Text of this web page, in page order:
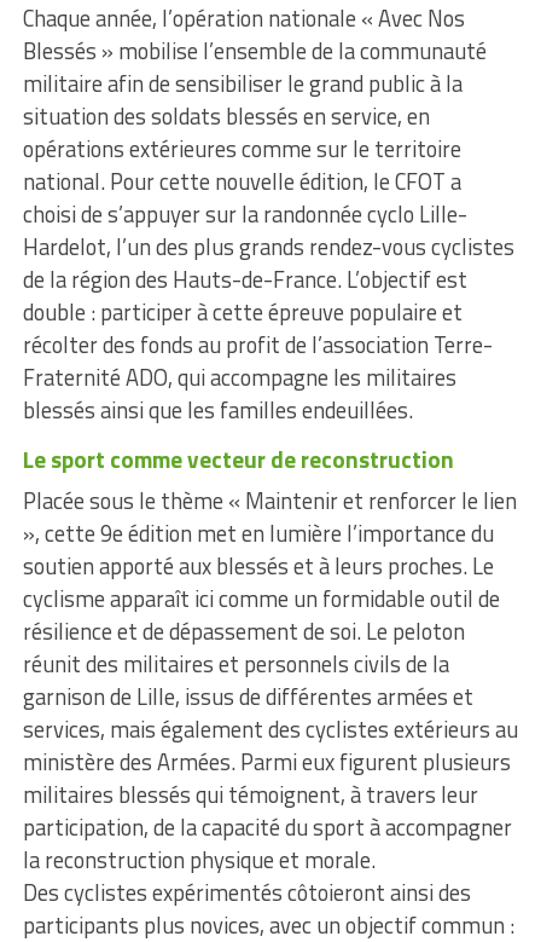
Chaque année, l’opération nationale « Avec Nos
Blessés » mobilise l’ensemble de la communauté
militaire afin de sensibiliser le grand public à la
situation des soldats blessés en service, en
opérations extérieures comme sur le territoire
national. Pour cette nouvelle édition, le CFOT a
choisi de s’appuyer sur la randonnée cyclo Lille-
Hardelot, l’un des plus grands rendez-vous cyclistes
de la région des Hauts-de-France. L’objectif est
double : participer à cette épreuve populaire et
récolter des fonds au profit de l’association Terre-
Fraternité ADO, qui accompagne les militaires
blessés ainsi que les familles endeuillées.
Le sport comme vecteur de reconstruction
Placée sous le thème « Maintenir et renforcer le lien
», cette 9e édition met en lumière l’importance du
soutien apporté aux blessés et à leurs proches. Le
cyclisme apparaît ici comme un formidable outil de
résilience et de dépassement de soi. Le peloton
réunit des militaires et personnels civils de la
garnison de Lille, issus de différentes armées et
services, mais également des cyclistes extérieurs au
ministère des Armées. Parmi eux figurent plusieurs
militaires blessés qui témoignent, à travers leur
participation, de la capacité du sport à accompagner
la reconstruction physique et morale.
Des cyclistes expérimentés côtoieront ainsi des
participants plus novices, avec un objectif commun :